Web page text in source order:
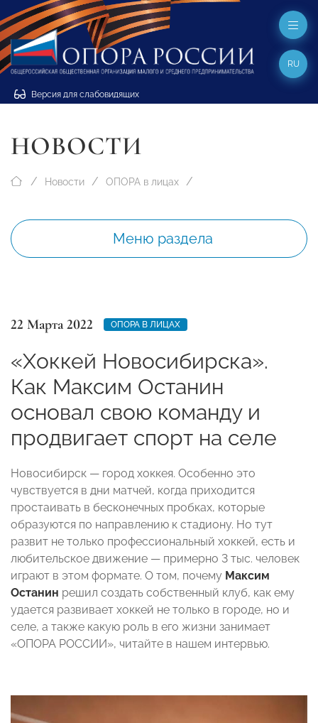
Версия для слабовидящих
RU
НОВОСТИ
Новости ОПОРА в лицах
Меню раздела
22 Марта 2022 ОПОРА В ЛИЦАХ
«Хоккей Новосибирска».
Как Максим Останин
основал свою команду и
продвигает спорт на селе
Новосибирск — город хоккея. Особенно это
чувствуется в дни матчей, когда приходится
простаивать в бесконечных пробках, которые
образуются по направлению к стадиону. Но тут
развит не только профессиональный хоккей, есть и
любительское движение — примерно 3 тыс. человек
играют в этом формате. О том, почему Максим
Останин решил создать собственный клуб, как ему
удается развивает хоккей не только в городе, но и
селе, а также какую роль в его жизни занимает
«ОПОРА РОССИИ», читайте в нашем интервью.